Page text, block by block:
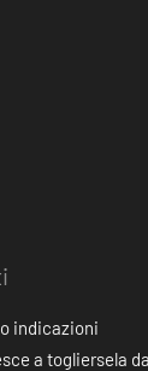
indicazioni
a togliersela